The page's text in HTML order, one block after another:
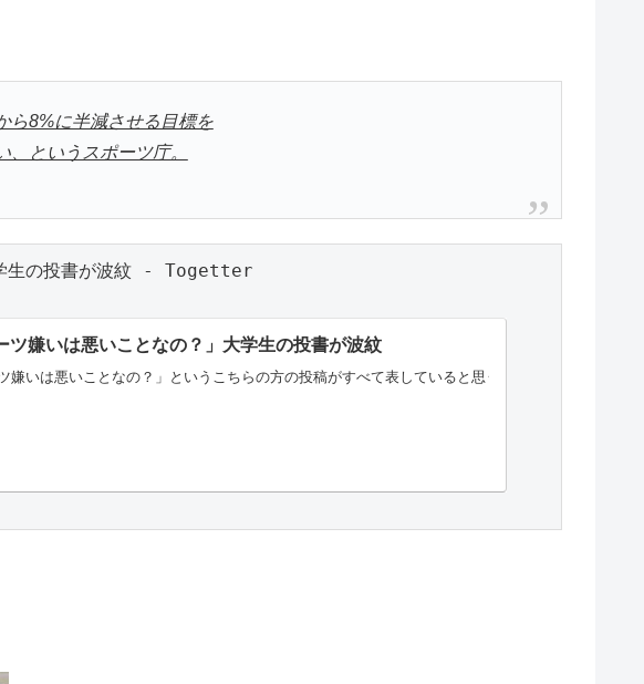
ら8%に半減させる目標を
、というスポーツ庁。
学生の投書が波紋 - Togetter
ツ嫌いは悪いことなの？」大学生の投書が波紋
ツ嫌いは悪いことなの？」というこちらの方の投稿がすべて表していると思う。（朝日新聞